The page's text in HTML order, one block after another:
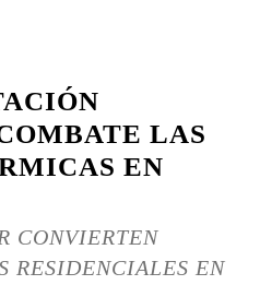
LAS
EN
CONVIERTEN
RESIDENCIALES EN